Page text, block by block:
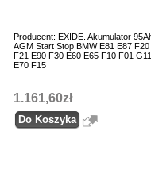
Producent: EXIDE. Akumulator
AGM Start Stop BMW E81 E87 F20
F21 E90 F30 E60 E65 F10 F01 G11
E70 F15
1.161,60zł